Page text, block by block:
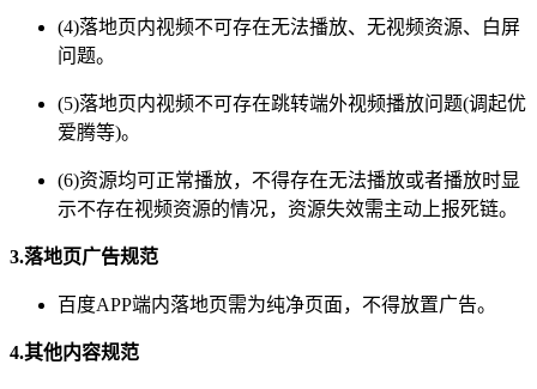
(4)落地页内视频不可存在无法播放、无视频资源、白屏
问题。
(5)落地页内视频不可存在跳转端外视频播放问题(调起优
爱腾等)。
(6)资源均可正常播放，不得存在无法播放或者播放时显
示不存在视频资源的情况，资源失效需主动上报死链。
3.落地页广告规范
百度APP端内落地页需为纯净页面，不得放置广告。
4.其他内容规范